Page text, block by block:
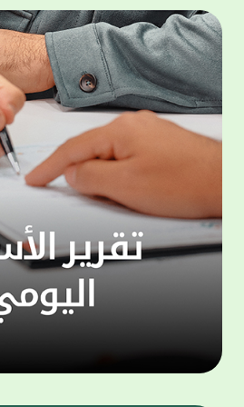
دينار. وتعتبر هذه الحملة الجديدة من
حساب "الحصاد" سارية اعتبارا من
للعام الجاري، لتكون بمثابة مفاجأة
بالتزامن مع استئناف حملات
على الحسابات الاستثمارية والتي
إشراف جهات تدقيق مستقلة
لضمان أعلى مستويات النزاهة
ويهتم بيت التمويل الكويتي بتطوير
"الحصاد"، والذي يعد من أبرز
التي يقدمها البنك نظرا لما حققه
لافت وما حظي به من ثقة كبيرة من
ويمنح حساب "الحصاد" فرصاً متزايدة
وتزيد هذه الفرص كلما زاد العميل
احتفاظه برصيده، ليصبح الطريق إلى
"مليونير بيت التمويل" أقرب وأكثر
وبالنسبة لحساب "الرابح" فهو